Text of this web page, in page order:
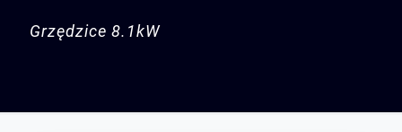
Grzędzice 8.1kW